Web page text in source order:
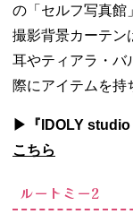
の「セルフ写真館
撮影背景カーテン
耳やティアラ・バ
際にアイテムを
▶︎『IDOLY studio
こちら
ルートミー2